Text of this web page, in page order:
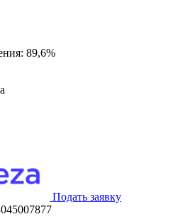
89,6%
Подать заявку